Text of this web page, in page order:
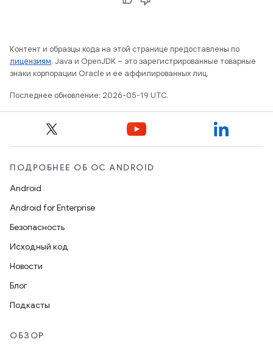
Контент и образцы кода на этой странице предоставлены по
лицензиям. Java и OpenJDK – это зарегистрированные товарные
знаки корпорации Oracle и ее аффилированных лиц.
Последнее обновление: 2026-05-19 UTC.
ПОДРОБНЕЕ ОБ ОС ANDROID
Android
Android for Enterprise
Безопасность
Исходный код
Новости
Блог
Подкасты
ОБЗОР